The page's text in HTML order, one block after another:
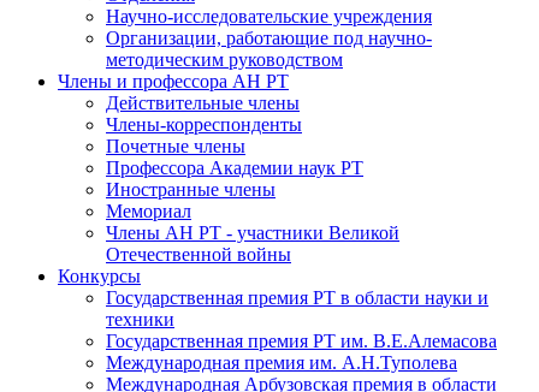
Научно-исследовательские учреждения
Организации, работающие под научно-
методическим руководством
Члены и профессора АН РТ
Действительные члены
Члены-корреспонденты
Почетные члены
Профессора Академии наук РТ
Иностранные члены
Мемориал
Члены АН РТ - участники Великой
Отечественной войны
Конкурсы
Государственная премия РТ в области науки и
техники
Государственная премия РТ им. В.Е.Алемасова
Международная премия им. А.Н.Туполева
Международная Арбузовская премия в области